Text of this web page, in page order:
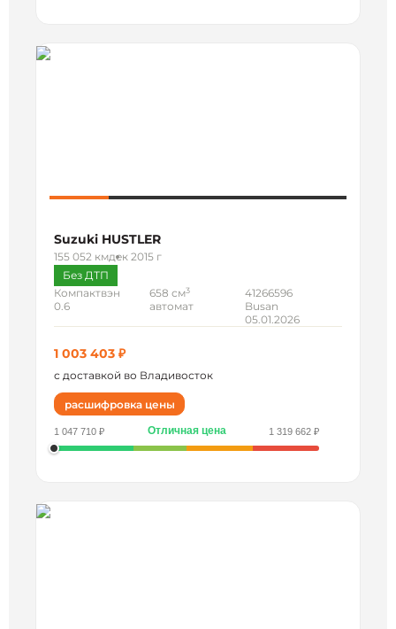
Suzuki HUSTLER
155 052 кмдек 2015 г
Без ДТП
Компактвэн
0.6
658 см3
автомат
41266596
Busan
05.01.2026
1 003 403 ₽
с доставкой во Владивосток
расшифровка цены
1 047 710 ₽ Отличная цена 1 319 662 ₽